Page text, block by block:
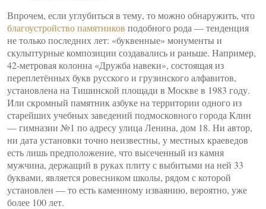
Впрочем, если углубиться в тему, то можно обнаружить, что
благоустройство памятников подобного рода — тенденция
не только последних лет: «буквенные» монументы и
скульптурные композиции создавались и раньше. Например,
42-метровая колонна «Дружба навеки», состоящая из
переплетённых букв русского и грузинского алфавитов,
установлена на Тишинской площади в Москве в 1983 году.
Или скромный памятник азбуке на территории одного из
старейших учебных заведений подмосковного города Клин
— гимназии №1 по адресу улица Ленина, дом 18. Ни автор,
ни дата установки точно неизвестны, у местных краеведов
есть лишь предположение, что высеченный из камня
мужчина, держащий в руках плиту с выбитыми на ней 33
буквами, является ровесником школы, рядом с которой
установлен — то есть каменному изваянию, вероятно, уже
более 100 лет.